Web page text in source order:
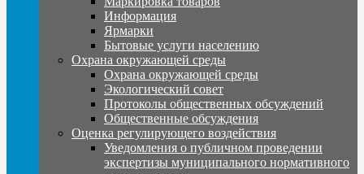
Информация
Ярмарки
Бытовые услуги населению
Охрана окружающей среды
Охрана окружающей среды
Экологический совет
Протоколы общественных обсуждений
Общественные обсуждения
Оценка регулирующего воздействия
Уведомления о публичном проведении
экспертизы муниципального нормативного